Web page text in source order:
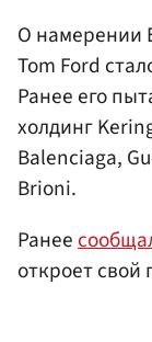
О намерении
Tom Ford
Ранее его
холдинг
Balenciaga,
Brioni.
Ранее
откроет